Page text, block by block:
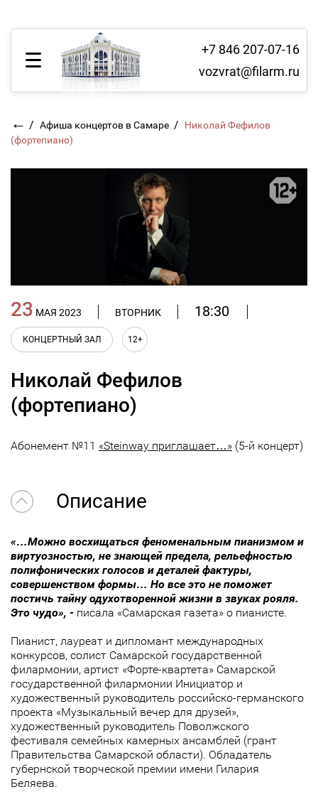
+7 846 207-07-16
vozvrat@filarm.ru
← / Афиша концертов в Самаре /
Николай Фефилов
(фортепиано)
23 МАЯ 2023 ВТОРНИК 18:30
КОНЦЕРТНЫЙ ЗАЛ 12+
Николай Фефилов
(фортепиано)
Абонемент №11 «Steinway приглашает…» (5-й концерт)
Описание
«…Можно восхищаться феноменальным пианизмом и
виртуозностью, не знающей предела, рельефностью
полифонических голосов и деталей фактуры,
совершенством формы… Но все это не поможет
постичь тайну одухотворенной жизни в звуках рояля.
Это чудо», - писала «Самарская газета» о пианисте.
Пианист, лауреат и дипломант международных
конкурсов, солист Самарской государственной
филармонии, артист «Форте-квартета» Самарской
государственной филармонии Инициатор и
художественный руководитель российско-германского
проекта «Музыкальный вечер для друзей»,
художественный руководитель Поволжского
фестиваля семейных камерных ансамблей (грант
Правительства Самарской области). Обладатель
губернской творческой премии имени Гилария
Беляева.